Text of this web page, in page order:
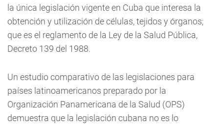
la única legislación vigente en Cuba que interesa la
obtención y utilización de células, tejidos y órganos;
que es el reglamento de la Ley de la Salud Pública,
Decreto 139 del 1988.
Un estudio comparativo de las legislaciones para
países latinoamericanos preparado por la
Organización Panamericana de la Salud (OPS)
demuestra que la legislación cubana no es lo